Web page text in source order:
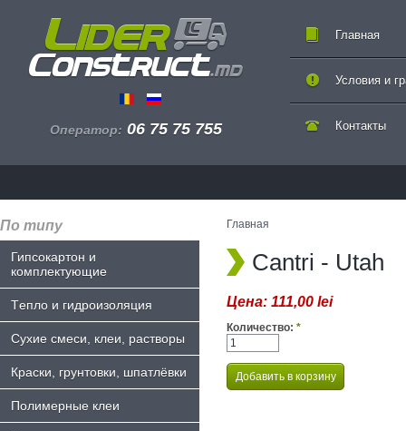
Оператор: 06 75 75 755
Главная
Контакты
Условия и
По типу
Гипсокартон и
комплектующие
Tепло и гидроизоляция
Сухие смеси, клеи, растворы
Краски, грунтовки, шпатлёвки
Полимерные клеи
Главная
Cantri - Utah
Цена: 111,00 lei
Количество: *